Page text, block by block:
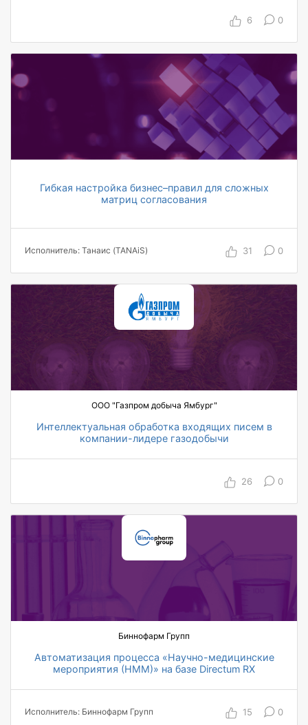
на 30% увеличилась скорость обработки
80% функциональности реализовано из
20% документооборота полностью в цифре
6 0
Гибкая настройка бизнес–правил для сложных
матриц согласования
Исполнитель: Танаис (TANAiS) 31 0
ООО "Газпром добыча Ямбург"
Интеллектуальная обработка входящих писем в
компании-лидере газодобычи
30 автоматизированных топ-менеджеров,
100 часов в месяц экономия на обработку
входящих документов
26 0
Биннофарм Групп
Автоматизация процесса «Научно-медицинские
мероприятия (НММ)» на базе Directum RX
3 000 фармацевтических мероприятий в год
Исполнитель: Биннофарм Групп 15 0